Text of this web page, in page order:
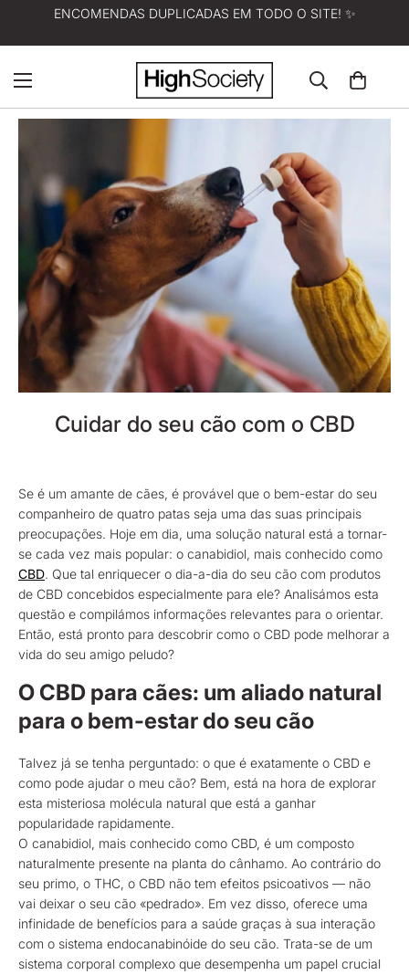
ENCOMENDAS DUPLICADAS EM TODO O SITE! ✨
Cuidar do seu cão com o CBD
Se é um amante de cães, é provável que o bem-estar do seu
companheiro de quatro patas seja uma das suas principais
preocupações. Hoje em dia, uma solução natural está a tornar-
se cada vez mais popular: o canabidiol, mais conhecido como
CBD. Que tal enriquecer o dia-a-dia do seu cão com produtos
de CBD concebidos especialmente para ele? Analisámos esta
questão e compilámos informações relevantes para o orientar.
Então, está pronto para descobrir como o CBD pode melhorar a
vida do seu amigo peludo?
O CBD para cães: um aliado natural
para o bem-estar do seu cão
Talvez já se tenha perguntado: o que é exatamente o CBD e
como pode ajudar o meu cão? Bem, está na hora de explorar
esta misteriosa molécula natural que está a ganhar
popularidade rapidamente.
O canabidiol, mais conhecido como CBD, é um composto
naturalmente presente na planta do cânhamo. Ao contrário do
seu primo, o THC, o CBD não tem efeitos psicoativos — não
vai deixar o seu cão «pedrado». Em vez disso, oferece uma
infinidade de benefícios para a saúde graças à sua interação
com o sistema endocanabinóide do seu cão. Trata-se de um
sistema corporal complexo que desempenha um papel crucial